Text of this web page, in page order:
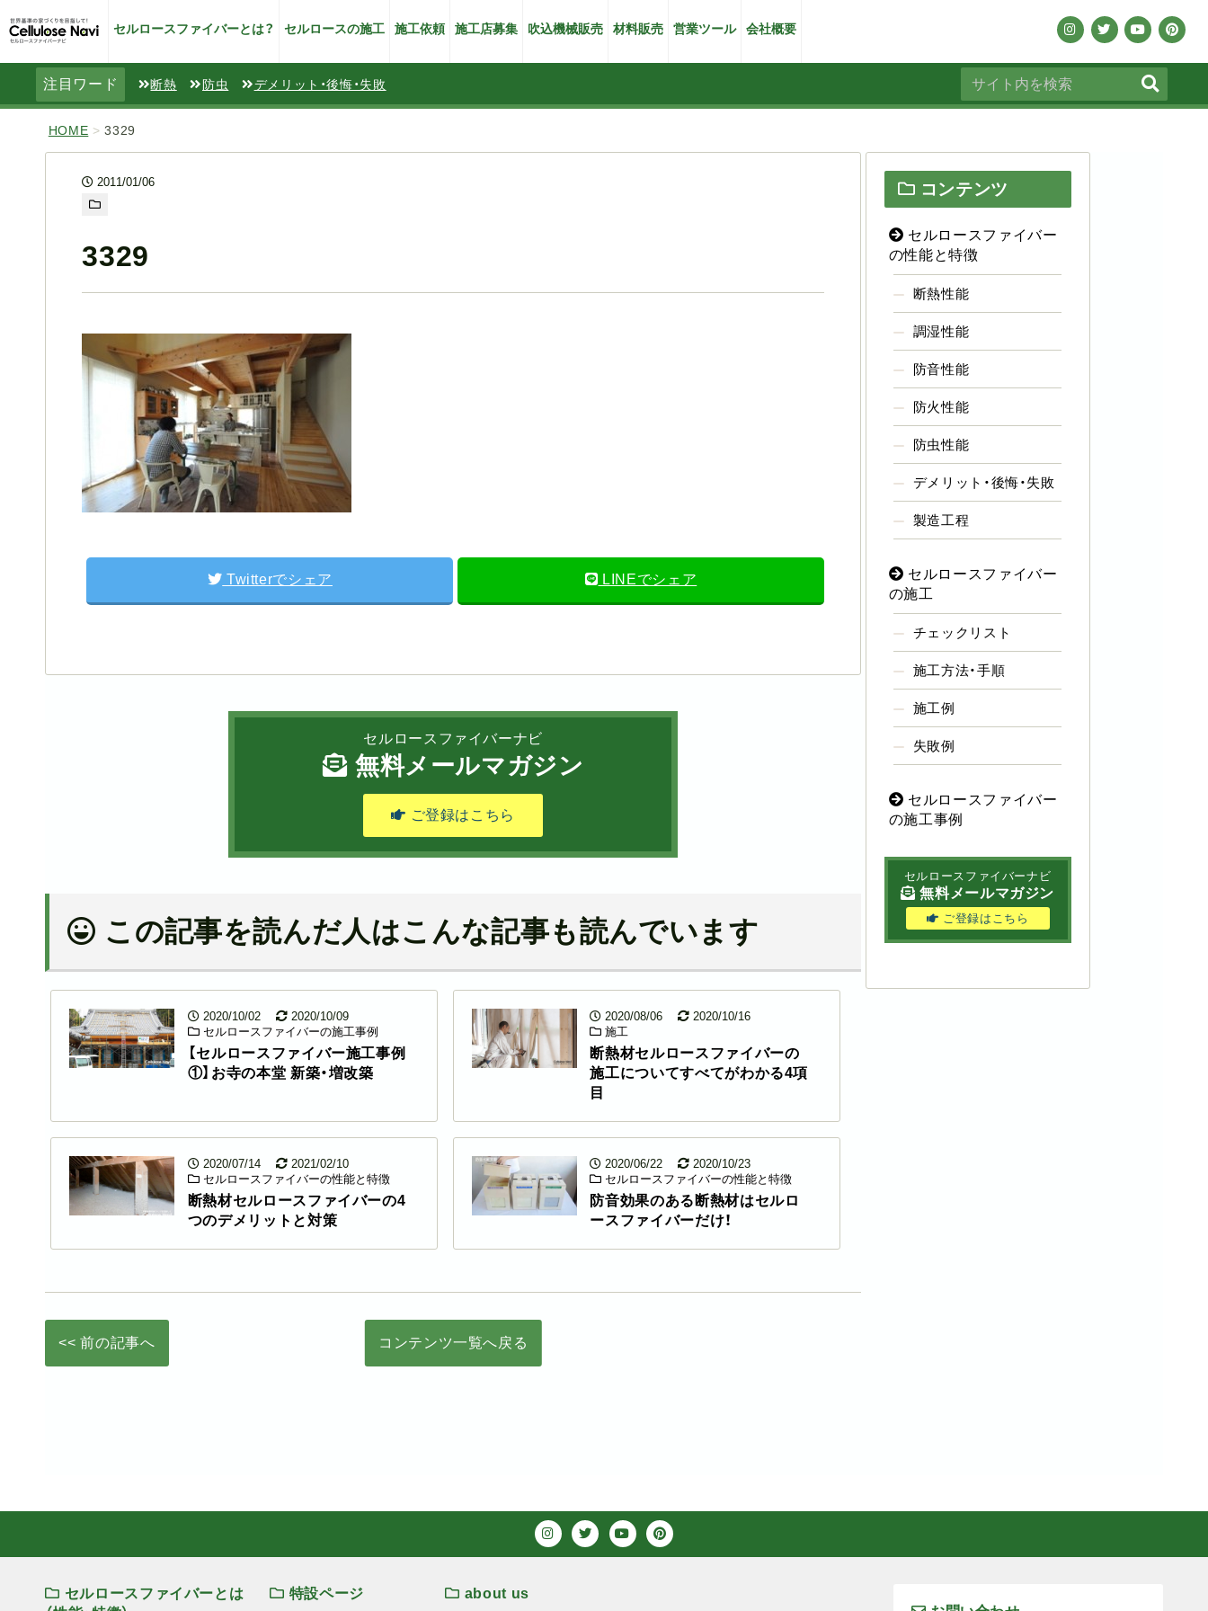
セルロースファイバーとは？ セルロースの施工 施工依頼 施工店募集 吹込機械販売 材料販売 営業ツール 会社概要
注目ワード 断熱 防虫 デメリット・後悔・失敗
HOME >3329
2011/01/06
3329
Twitterでシェア LINEでシェア
セルロースファイバーナビ
無料メールマガジン
ご登録はこちら
この記事を読んだ人はこんな記事も読んでいます
2020/10/02
2020/10/09
セルロースファイバーの施工事例
【セルロースファイバー施工事例
①】お寺の本堂 新築・増改築
2020/08/06
2020/10/16
施工
断熱材セルロースファイバーの
施工についてすべてがわかる4項
目
2020/07/14
2021/02/10
セルロースファイバーの性能と特徴
断熱材セルロースファイバーの4
つのデメリットと対策
2020/06/22
2020/10/23
セルロースファイバーの性能と特徴
防音効果のある断熱材はセルロ
ースファイバーだけ！
<< 前の記事へ コンテンツ一覧へ戻る
コンテンツ
セルロースファイバー
の性能と特徴
断熱性能
調湿性能
防音性能
防火性能
防虫性能
デメリット・後悔・失敗
製造工程
セルロースファイバー
の施工
チェックリスト
施工方法・手順
施工例
失敗例
セルロースファイバー
の施工事例
セルロースファイバーナビ
無料メールマガジン
ご登録はこちら
セルロースファイバーとは
特設ページ
about us